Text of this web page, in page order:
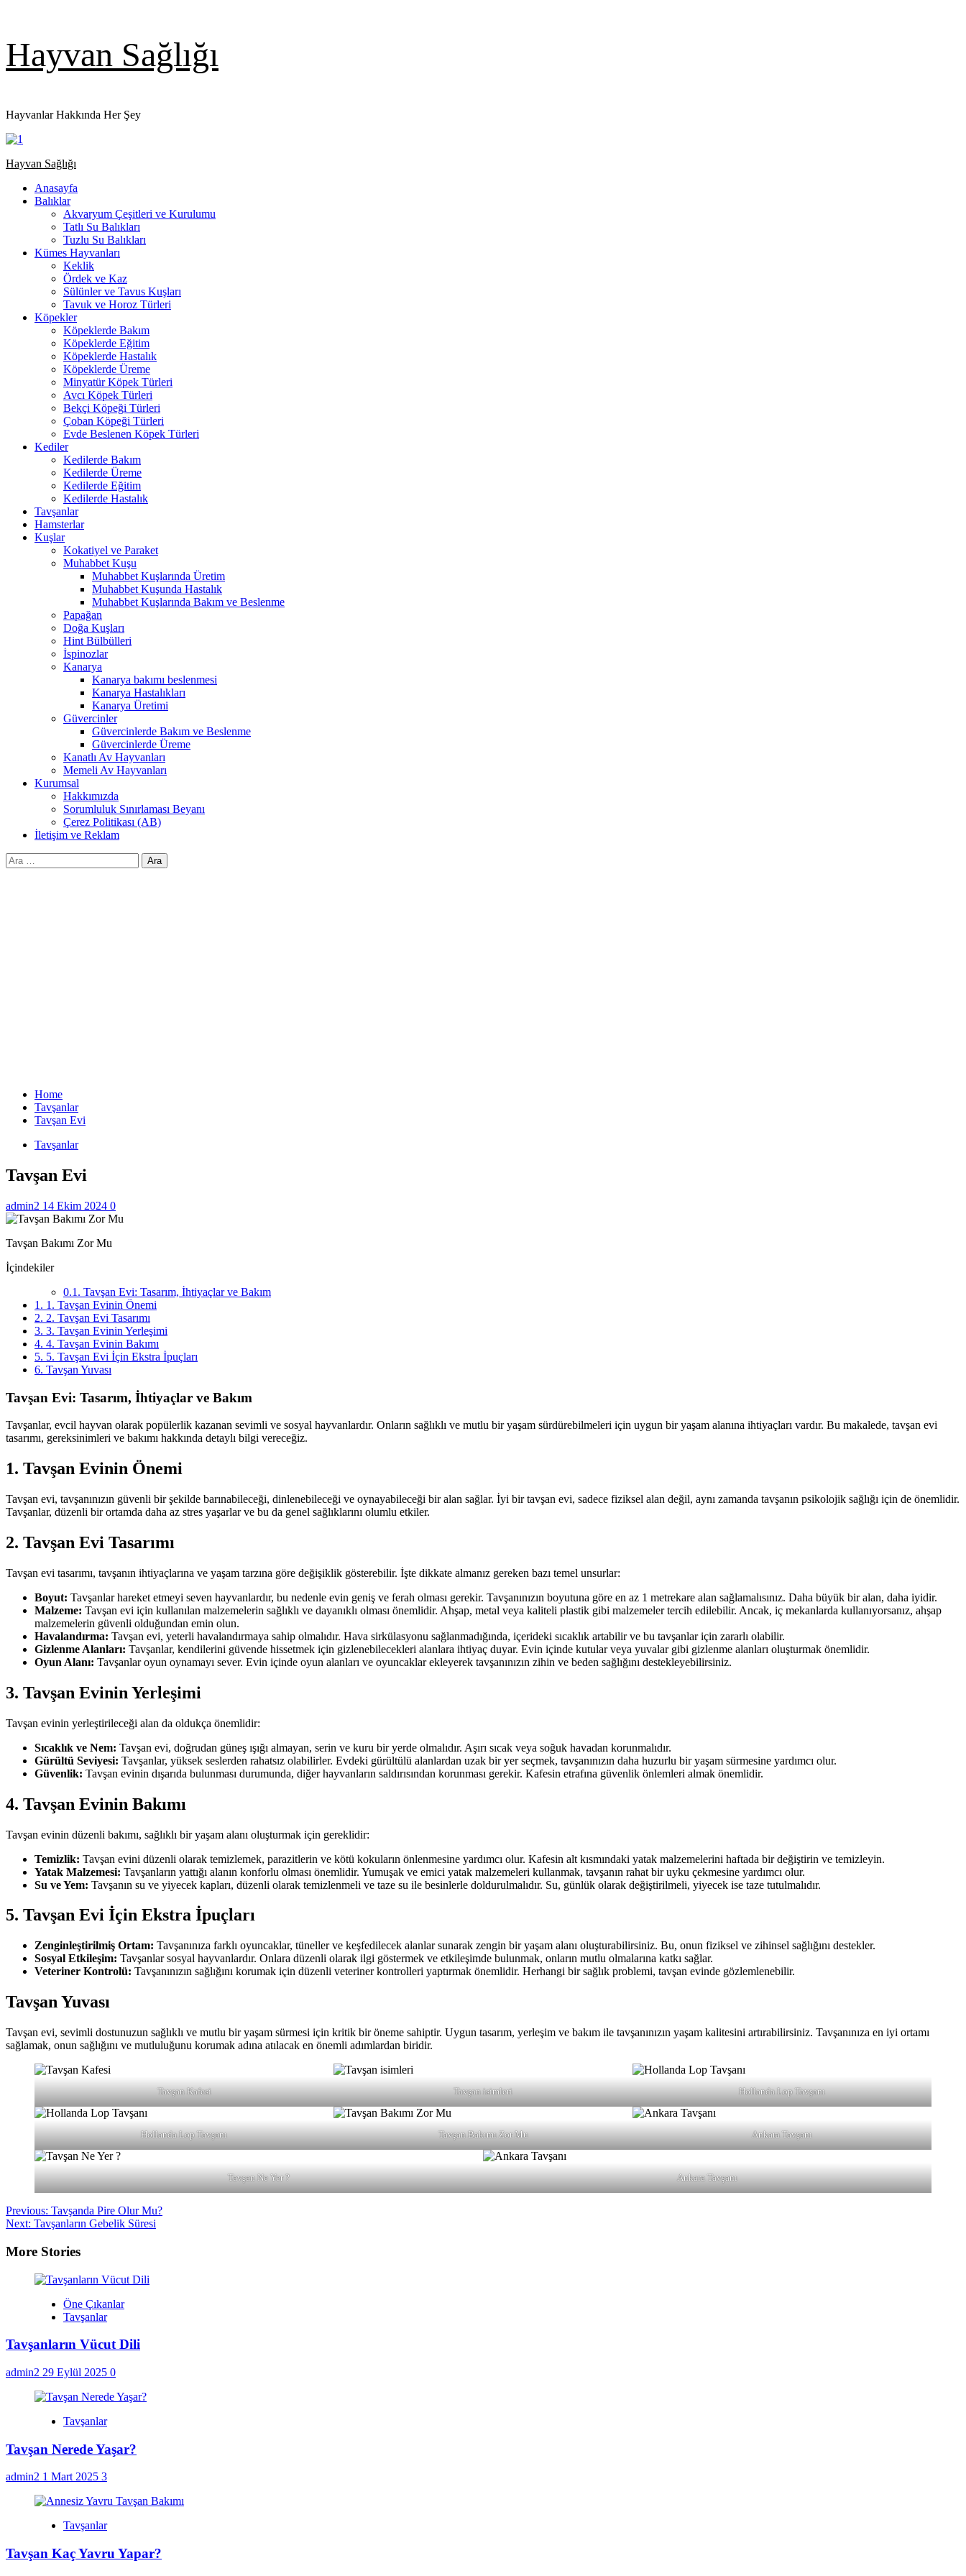
to
content
Hayvan Sağlığı
Hayvanlar Hakkında Her Şey
Primary
Hayvan Sağlığı
Anasayfa
Balıklar
Akvaryum Çeşitleri ve Kurulumu
Tatlı Su Balıkları
Tuzlu Su Balıkları
Kümes Hayvanları
Keklik
Ördek ve Kaz
Sülünler ve Tavus Kuşları
Tavuk ve Horoz Türleri
Köpekler
Köpeklerde Bakım
Köpeklerde Eğitim
Köpeklerde Hastalık
Köpeklerde Üreme
Minyatür Köpek Türleri
Avcı Köpek Türleri
Bekçi Köpeği Türleri
Çoban Köpeği Türleri
Evde Beslenen Köpek Türleri
Kediler
Kedilerde Bakım
Kedilerde Üreme
Kedilerde Eğitim
Kedilerde Hastalık
Tavşanlar
Hamsterlar
Kuşlar
Kokatiyel ve Paraket
Muhabbet Kuşu
Muhabbet Kuşlarında Üretim
Muhabbet Kuşunda Hastalık
Muhabbet Kuşlarında Bakım ve Beslenme
Papağan
Doğa Kuşları
Hint Bülbülleri
İspinozlar
Kanarya
Kanarya bakımı beslenmesi
Kanarya Hastalıkları
Kanarya Üretimi
Güvercinler
Güvercinlerde Bakım ve Beslenme
Güvercinlerde Üreme
Kanatlı Av Hayvanları
Memeli Av Hayvanları
Kurumsal
Hakkımızda
Sorumluluk Sınırlaması Beyanı
Çerez Politikası (AB)
İletişim ve Reklam
Arama:
Home
Tavşanlar
Tavşan Evi
Tavşanlar
Tavşan Evi
admin2 14 Ekim 2024 0
Tavşan Bakımı Zor Mu
İçindekiler
0.1. Tavşan Evi: Tasarım, İhtiyaçlar ve Bakım
1. 1. Tavşan Evinin Önemi
2. 2. Tavşan Evi Tasarımı
3. 3. Tavşan Evinin Yerleşimi
4. 4. Tavşan Evinin Bakımı
5. 5. Tavşan Evi İçin Ekstra İpuçları
6. Tavşan Yuvası
Tavşan Evi: Tasarım, İhtiyaçlar ve Bakım
Tavşanlar, evcil hayvan olarak popülerlik kazanan sevimli ve sosyal hayvanlardır. Onların sağlıklı ve mutlu bir yaşam sürdürebilmeleri için uygun bir yaşam alanına ihtiyaçları vardır. Bu makalede, tavşan evi
tasarımı, gereksinimleri ve bakımı hakkında detaylı bilgi vereceğiz.
1. Tavşan Evinin Önemi
Tavşan evi, tavşanınızın güvenli bir şekilde barınabileceği, dinlenebileceği ve oynayabileceği bir alan sağlar. İyi bir tavşan evi, sadece fiziksel alan değil, aynı zamanda tavşanın psikolojik sağlığı için de önemlidir.
Tavşanlar, düzenli bir ortamda daha az stres yaşarlar ve bu da genel sağlıklarını olumlu etkiler.
2. Tavşan Evi Tasarımı
Tavşan evi tasarımı, tavşanın ihtiyaçlarına ve yaşam tarzına göre değişiklik gösterebilir. İşte dikkate almanız gereken bazı temel unsurlar:
Boyut: Tavşanlar hareket etmeyi seven hayvanlardır, bu nedenle evin geniş ve ferah olması gerekir. Tavşanınızın boyutuna göre en az 1 metrekare alan sağlamalısınız. Daha büyük bir alan, daha iyidir.
Malzeme: Tavşan evi için kullanılan malzemelerin sağlıklı ve dayanıklı olması önemlidir. Ahşap, metal veya kaliteli plastik gibi malzemeler tercih edilebilir. Ancak, iç mekanlarda kullanıyorsanız, ahşap
malzemelerin güvenli olduğundan emin olun.
Havalandırma: Tavşan evi, yeterli havalandırmaya sahip olmalıdır. Hava sirkülasyonu sağlanmadığında, içerideki sıcaklık artabilir ve bu tavşanlar için zararlı olabilir.
Gizlenme Alanları: Tavşanlar, kendilerini güvende hissetmek için gizlenebilecekleri alanlara ihtiyaç duyar. Evin içinde kutular veya yuvalar gibi gizlenme alanları oluşturmak önemlidir.
Oyun Alanı: Tavşanlar oyun oynamayı sever. Evin içinde oyun alanları ve oyuncaklar ekleyerek tavşanınızın zihin ve beden sağlığını destekleyebilirsiniz.
3. Tavşan Evinin Yerleşimi
Tavşan evinin yerleştirileceği alan da oldukça önemlidir:
Sıcaklık ve Nem: Tavşan evi, doğrudan güneş ışığı almayan, serin ve kuru bir yerde olmalıdır. Aşırı sıcak veya soğuk havadan korunmalıdır.
Gürültü Seviyesi: Tavşanlar, yüksek seslerden rahatsız olabilirler. Evdeki gürültülü alanlardan uzak bir yer seçmek, tavşanınızın daha huzurlu bir yaşam sürmesine yardımcı olur.
Güvenlik: Tavşan evinin dışarıda bulunması durumunda, diğer hayvanların saldırısından korunması gerekir. Kafesin etrafına güvenlik önlemleri almak önemlidir.
4. Tavşan Evinin Bakımı
Tavşan evinin düzenli bakımı, sağlıklı bir yaşam alanı oluşturmak için gereklidir:
Temizlik: Tavşan evini düzenli olarak temizlemek, parazitlerin ve kötü kokuların önlenmesine yardımcı olur. Kafesin alt kısmındaki yatak malzemelerini haftada bir değiştirin ve temizleyin.
Yatak Malzemesi: Tavşanların yattığı alanın konforlu olması önemlidir. Yumuşak ve emici yatak malzemeleri kullanmak, tavşanın rahat bir uyku çekmesine yardımcı olur.
Su ve Yem: Tavşanın su ve yiyecek kapları, düzenli olarak temizlenmeli ve taze su ile besinlerle doldurulmalıdır. Su, günlük olarak değiştirilmeli, yiyecek ise taze tutulmalıdır.
5. Tavşan Evi İçin Ekstra İpuçları
Zenginleştirilmiş Ortam: Tavşanınıza farklı oyuncaklar, tüneller ve keşfedilecek alanlar sunarak zengin bir yaşam alanı oluşturabilirsiniz. Bu, onun fiziksel ve zihinsel sağlığını destekler.
Sosyal Etkileşim: Tavşanlar sosyal hayvanlardır. Onlara düzenli olarak ilgi göstermek ve etkileşimde bulunmak, onların mutlu olmalarına katkı sağlar.
Veteriner Kontrolü: Tavşanınızın sağlığını korumak için düzenli veteriner kontrolleri yaptırmak önemlidir. Herhangi bir sağlık problemi, tavşan evinde gözlemlenebilir.
Tavşan Yuvası
Tavşan evi, sevimli dostunuzun sağlıklı ve mutlu bir yaşam sürmesi için kritik bir öneme sahiptir. Uygun tasarım, yerleşim ve bakım ile tavşanınızın yaşam kalitesini artırabilirsiniz. Tavşanınıza en iyi ortamı
sağlamak, onun sağlığını ve mutluluğunu korumak adına atılacak en önemli adımlardan biridir.
Tavşan Kafesi Tavşan isimleri Hollanda Lop Tavşanı
Hollanda Lop Tavşanı Tavşan Bakımı Zor Mu Ankara Tavşanı
Tavşan Ne Yer ? Ankara Tavşanı
Post
navigation
Previous: Tavşanda Pire Olur Mu?
Next: Tavşanların Gebelik Süresi
More Stories
Öne Çıkanlar
Tavşanlar
Tavşanların Vücut Dili
admin2 29 Eylül 2025 0
Tavşanlar
Tavşan Nerede Yaşar?
admin2 1 Mart 2025 3
Tavşanlar
Tavşan Kaç Yavru Yapar?